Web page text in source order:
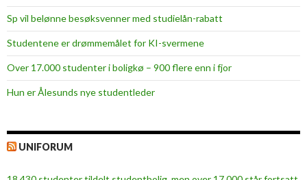
k
a
m
p
Sp vil belønne besøksvenner med studielån-rabatt
Studentene er drømmemålet for KI-svermene
Over 17.000 studenter i boligkø – 900 flere enn i fjor
Hun er Ålesunds nye studentleder
UNIFORUM